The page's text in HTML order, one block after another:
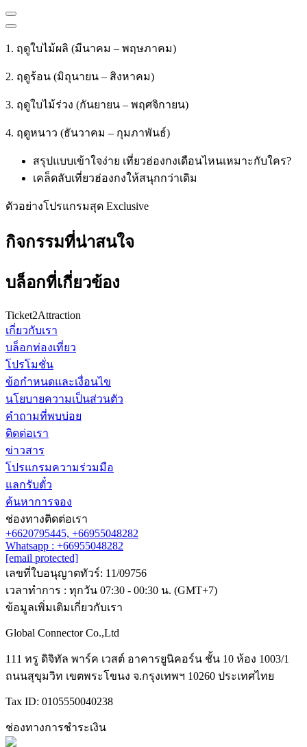
1. ฤดูใบไม้ผลิ (มีนาคม – พฤษภาคม)
2. ฤดูร้อน (มิถุนายน – สิงหาคม)
3. ฤดูใบไม้ร่วง (กันยายน – พฤศจิกายน)
4. ฤดูหนาว (ธันวาคม – กุมภาพันธ์)
สรุปแบบเข้าใจง่าย เที่ยวฮ่องกงเดือนไหนเหมาะกับใคร?
เคล็ดลับเที่ยวฮ่องกงให้สนุกกว่าเดิม
ตัวอย่างโปรแกรมสุด Exclusive
กิจกรรมที่น่าสนใจ
บล็อกที่เกี่ยวข้อง
Ticket2Attraction
เกี่ยวกับเรา
บล็อกท่องเที่ยว
โปรโมชั่น
ข้อกำหนดและเงื่อนไข
นโยบายความเป็นส่วนตัว
คำถามที่พบบ่อย
ติดต่อเรา
ข่าวสาร
โปรแกรมความร่วมมือ
แลกรับตั๋ว
ค้นหาการจอง
ช่องทางติดต่อเรา
+6620795445, +66955048282
Whatsapp : +66955048282
[email protected]
เลขที่ใบอนุญาตทัวร์: 11/09756
เวลาทำการ : ทุกวัน 07:30 - 00:30 น. (GMT+7)
ข้อมูลเพิ่มเติมเกี่ยวกับเรา
Global Connector Co.,Ltd
111 ทรู ดิจิทัล พาร์ค เวสต์ อาคารยูนิคอร์น ชั้น 10 ห้อง 1003/1
ถนนสุขุมวิท เขตพระโขนง จ.กรุงเทพฯ 10260 ประเทศไทย
Tax ID: 0105550040238
ช่องทางการชำระเงิน